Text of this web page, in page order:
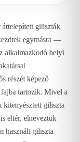
áttelepített giliszták
egymásra —
alkalmazkodó helyi
részét képező
fajba tartozik. Mivel a
kitenyésztett giliszta
eltér, elneveztük
használt giliszta